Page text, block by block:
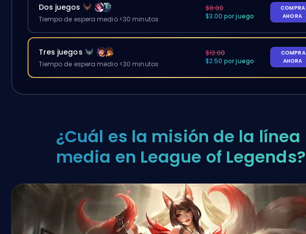
Dos juegos
Tiempo de espera medio <30 minutos
$8.00
$3.00 por juego
COMPRA
AHORA
Tres juegos
Tiempo de espera medio <30 minutos
$12.00
$2.50 por juego
COMPRA
AHORA
¿Cuál es la misión de la línea
media en League of Legends?